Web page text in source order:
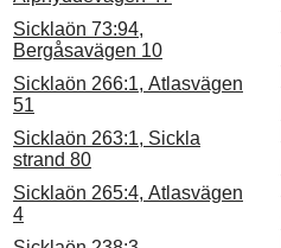
Sicklaön 73:94,
Bergåsavägen 10
Sicklaön 266:1, Atlasvägen
51
Sicklaön 263:1, Sickla
strand 80
Sicklaön 265:4, Atlasvägen
4